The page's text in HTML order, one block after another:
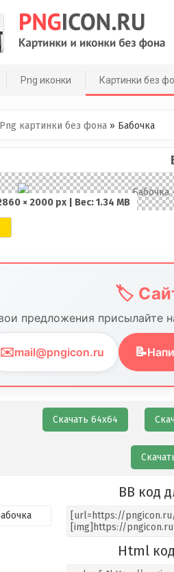
Png иконки Картинки без
Png картинки без фона» Бабочка
× 2000 px | Вес: 1.34 MB
🏷️
предложения присылайте
✉️mail@pngicon.ru 📝
Скачать 64х64
BB код
Html